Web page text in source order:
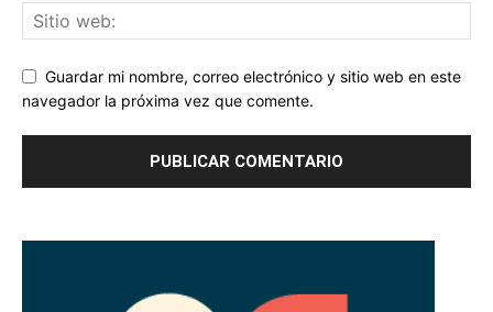
Guardar mi nombre, correo electrónico y sitio web en este
navegador la próxima vez que comente.